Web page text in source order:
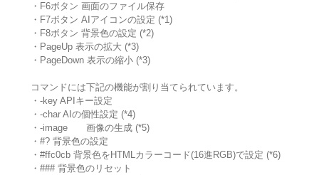
・F6ボタン 画面のファイル保存
・F7ボタン AIアイコンの設定 (*1)
・F8ボタン 背景色の設定 (*2)
・PageUp 表示の拡大 (*3)
・PageDown 表示の縮小 (*3)
コマンドには下記の機能が割り当てられています。
・-key APIキー設定
・-char AIの個性設定 (*4)
・-image 画像の生成 (*5)
・#? 背景色の設定
・#ffc0cb 背景色をHTMLカラーコード(16進RGB)で設定 (*6)
・### 背景色のリセット